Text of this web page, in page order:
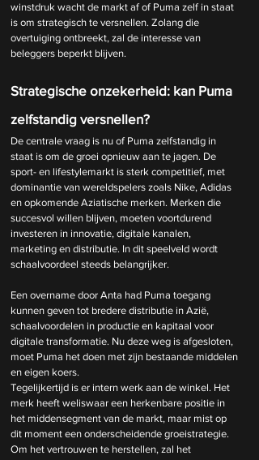
winstdruk wacht de markt af of Puma zelf in staat
is om strategisch te versnellen. Zolang die
overtuiging ontbreekt, zal de interesse van
beleggers beperkt blijven.
Strategische onzekerheid: kan Puma
zelfstandig versnellen?
De centrale vraag is nu of Puma zelfstandig in
staat is om de groei opnieuw aan te jagen. De
sport- en lifestylemarkt is sterk competitief, met
dominantie van wereldspelers zoals Nike, Adidas
en opkomende Aziatische merken. Merken die
succesvol willen blijven, moeten voortdurend
investeren in innovatie, digitale kanalen,
marketing en distributie. In dit speelveld wordt
schaalvoordeel steeds belangrijker.
Een overname door Anta had Puma toegang
kunnen geven tot bredere distributie in Azië,
schaalvoordelen in productie en kapitaal voor
digitale transformatie. Nu deze weg is afgesloten,
moet Puma het doen met zijn bestaande middelen
en eigen koers.
Tegelijkertijd is er intern werk aan de winkel. Het
merk heeft weliswaar een herkenbare positie in
het middensegment van de markt, maar mist op
dit moment een onderscheidende groeistrategie.
Om het vertrouwen te herstellen, zal het